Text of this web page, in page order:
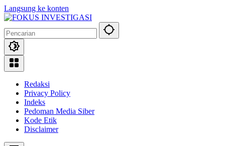
Langsung ke konten
Redaksi
Privacy Policy
Indeks
Pedoman Media Siber
Kode Etik
Disclaimer